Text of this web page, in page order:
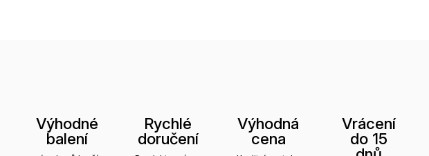
Výhodné
balení
Rychlé
doručení
Výhodná
cena
Vrácení
do 15